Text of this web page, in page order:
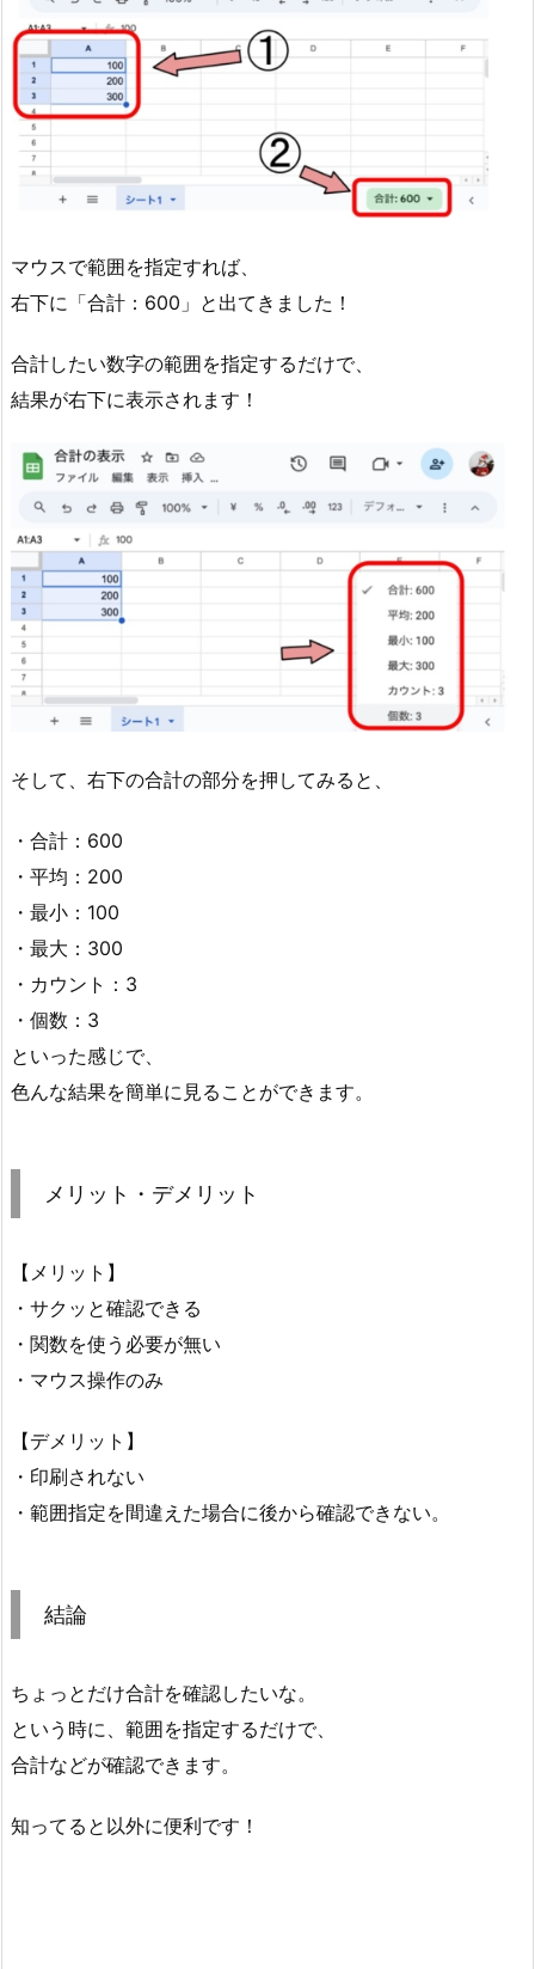
マウスで範囲を指定すれば、
右下に「合計：600」と出てきました！
合計したい数字の範囲を指定するだけで、
結果が右下に表示されます！
そして、右下の合計の部分を押してみると、
・合計：600
・平均：200
・最小：100
・最大：300
・カウント：3
・個数：3
といった感じで、
色んな結果を簡単に見ることができます。
メリット・デメリット
【メリット】
・サクッと確認できる
・関数を使う必要が無い
・マウス操作のみ
【デメリット】
・印刷されない
・範囲指定を間違えた場合に後から確認できない。
結論
ちょっとだけ合計を確認したいな。
という時に、範囲を指定するだけで、
合計などが確認できます。
知ってると以外に便利です！